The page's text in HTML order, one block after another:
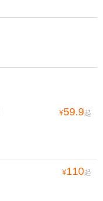
¥59.9起
¥110起